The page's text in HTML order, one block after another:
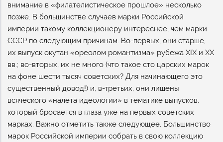
внимание в «филателистическое прошлое» несколько
позже. В большинстве случаев марки Российской
империи такому коллекционеру интереснее, чем марки
СССР по следующим причинам. Во-первых, они старше,
их выпуск окутан «ореолом романтизма» рубежа XIX и XX
вв.; во-вторых, их не много (что такое сто царских марок
на фоне шести тысяч советских? Для начинающего это
существенный довод!) и, в-третьих, они лишены
всяческого «налета идеологии» в тематике выпусков,
который бросается в глаза уже на первых советских
марках. Важно отметить также следующее. Большинство
марок Российской империи собрать в свою коллекцию